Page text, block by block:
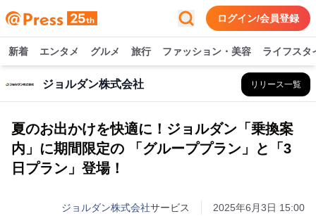
ログイン/会員登録
新着 エンタメ グルメ 旅行 ファッション・美容 ライフスタ
ジョルダン株式会社 リリース一覧
夏のお出かけを快適に！ジョルダン「乗換案
内」に期間限定の 「グループプラン」と「3
日プラン」登場！
ジョルダン株式会社サービス 2025年6月3日 15:00